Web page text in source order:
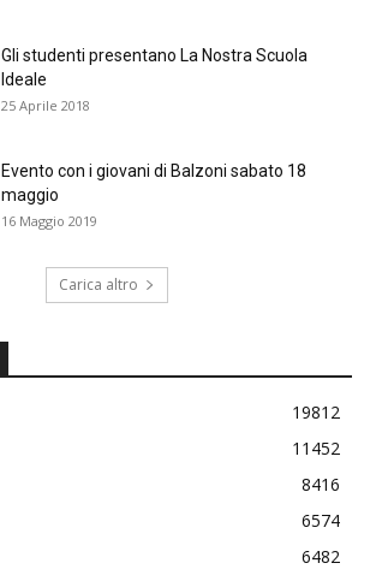
Gli studenti presentano La Nostra Scuola
Ideale
25 Aprile 2018
Evento con i giovani di Balzoni sabato 18
maggio
16 Maggio 2019
Carica altro
19812
11452
8416
6574
6482